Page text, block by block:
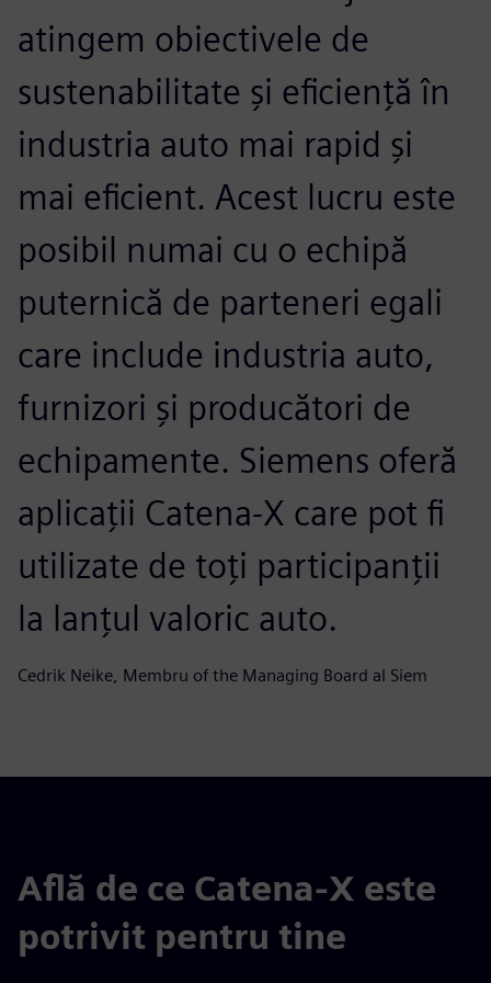
atingem obiectivele de
sustenabilitate și eficiență în
industria auto mai rapid și
mai eficient. Acest lucru este
posibil numai cu o echipă
puternică de parteneri egali
care include industria auto,
furnizori și producători de
echipamente. Siemens oferă
aplicații Catena-X care pot fi
utilizate de toți participanții
la lanțul valoric auto.
Cedrik Neike, Membru of the Managing Board al Siem
Află de ce Catena-X este
potrivit pentru tine